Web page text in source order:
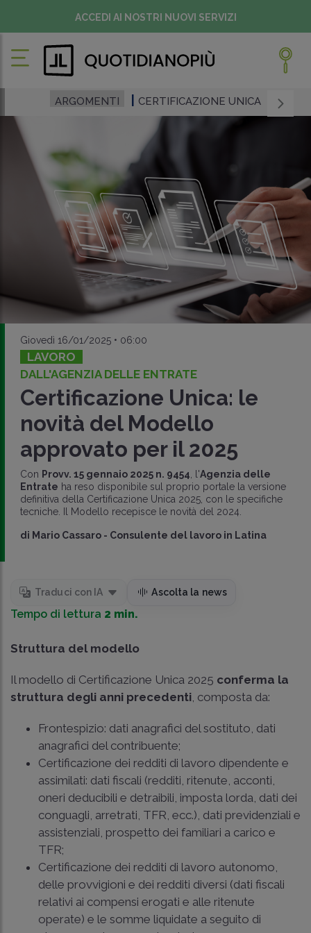
ACCEDI AI NOSTRI NUOVI SERVIZI
ARGOMENTI CERTIFICAZIONE UNICA
Giovedì 16/01/2025 • 06:00
LAVORO
DALL'AGENZIA DELLE ENTRATE
Certificazione Unica: le
novità del Modello
approvato per il 2025
Con Provv. 15 gennaio 2025 n. 9454 , l'Agenzia delle
Entrate ha reso disponibile sul proprio portale la versione
definitiva della Certificazione Unica 2025, con le specifiche
tecniche. Il Modello recepisce le novità del 2024.
di Mario Cassaro - Consulente del lavoro in Latina
Traduci con IA Ascolta la news
Tempo di lettura 2 min.
Struttura del modello
Il modello di Certificazione Unica 2025 conferma la
struttura degli anni precedenti , composta da:
Frontespizio: dati anagrafici del sostituto, dati
anagrafici del contribuente;
Certificazione dei redditi di lavoro dipendente e
assimilati: dati fiscali (redditi, ritenute, acconti,
oneri deducibili e detraibili, imposta lorda, dati dei
conguagli, arretrati, TFR, ecc.), dati previdenziali e
assistenziali, prospetto dei familiari a carico e
TFR;
Certificazione dei redditi di lavoro autonomo,
delle provvigioni e dei redditi diversi (dati fiscali
relativi ai compensi erogati e alle ritenute
operate) e le somme liquidate a seguito di